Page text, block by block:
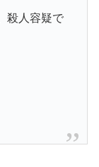
殺人容疑で